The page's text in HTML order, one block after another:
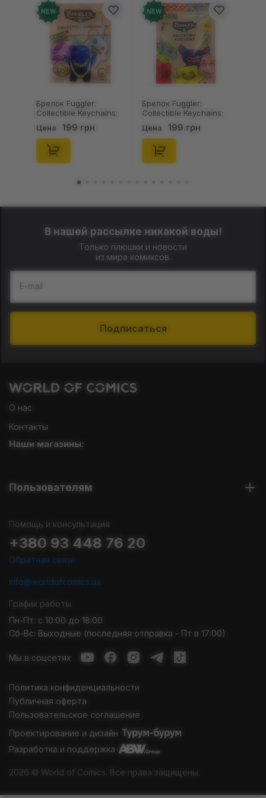
NEW
Брелок Fuggler:
Collectible Keychains:
Gold Edition: Series 3
(Blind Box: 1 з 24),
(11550)
Цена 199 грн
NEW
Брелок Fuggler:
Collectible Keychains:
Series 2 (Blind Box: 1 з
46), (15475)
Цена 199 грн
В нашей рассылке никакой воды!
Только плюшки и новости
из мира комиксов.
E-mail
Подписаться
О нас
Контакты
Наши магазины:
Пользователям
Помощь и консультация
+380 93 448 76 20
Обратная связь
info@worldofcomics.ua
График работы
Пн-Пт: с 10:00 до 18:00
Сб-Вс: Выходные (последняя отправка - Пт в 17:00)
Мы в соцсетях
Политика конфиденциальности
Публичная оферта
Пользовательское соглашение
Проектирование и дизайн
Разработка и поддержка
2026 © World of Comics. Все права защищены.